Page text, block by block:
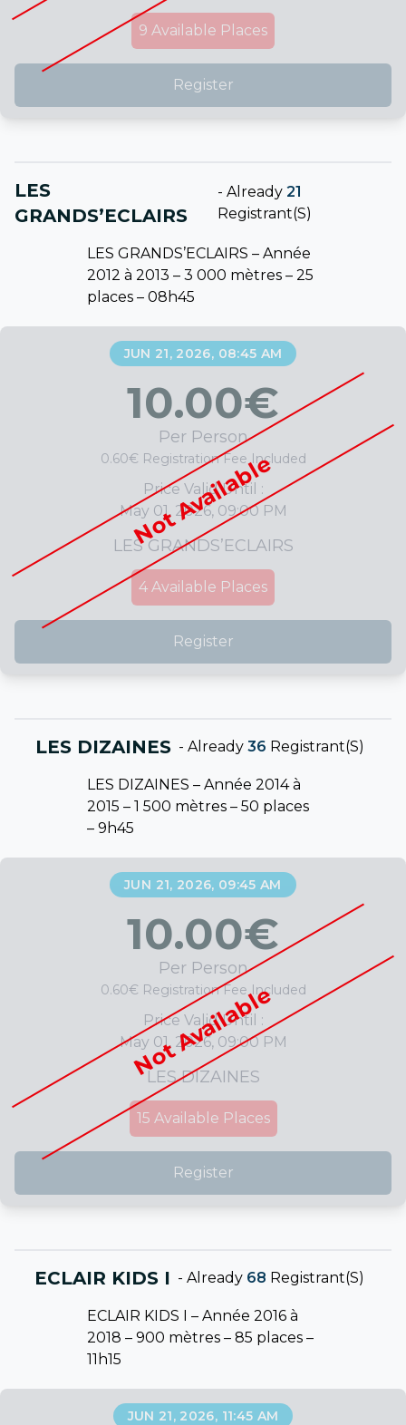
9 Available Places
Register
LES
GRANDS’ECLAIRS
-Already 21
Registrant(s)
LES GRANDS’ECLAIRS – Année
2012 à 2013 – 3 000 mètres – 25
places – 08h45
Not Available
JUN 21, 2026, 08:45 AM
10.00€
Per Person
0.60€ Registration Fee Included
Price Valid Until :
May 01, 2026, 09:00 PM
LES GRANDS’ECLAIRS
4 Available Places
Register
LES DIZAINES - Already 36 Registrant(s)
LES DIZAINES – Année 2014 à
2015 – 1 500 mètres – 50 places
– 9h45
Not Available
JUN 21, 2026, 09:45 AM
10.00€
Per Person
0.60€ Registration Fee Included
Price Valid Until :
May 01, 2026, 09:00 PM
LES DIZAINES
15 Available Places
Register
ECLAIR KIDS I - Already 68 Registrant(s)
ECLAIR KIDS I – Année 2016 à
2018 – 900 mètres – 85 places –
11h15
JUN 21, 2026, 11:45 AM